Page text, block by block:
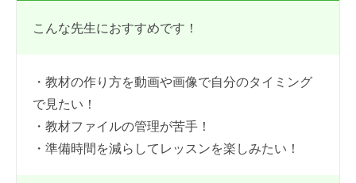
こんな先生におすすめです！
・教材の作り方を動画や画像で自分のタイミング
で見たい！
・教材ファイルの管理が苦手！
・準備時間を減らしてレッスンを楽しみたい！